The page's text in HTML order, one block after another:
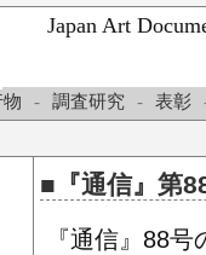
Japan Art
- 調査研究 - 表彰
■『通信』第
『通信』88